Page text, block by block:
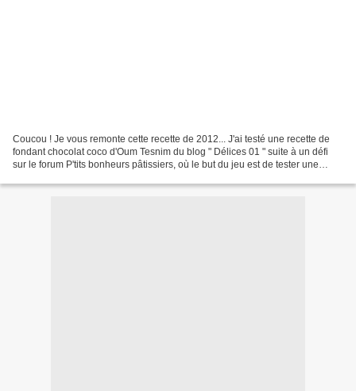
Coucou ! Je vous remonte cette recette de 2012... J'ai testé une recette de
fondant chocolat coco d'Oum Tesnim du blog " Délices 01 " suite à un défi
sur le forum P'tits bonheurs pâtissiers, où le but du jeu est de tester une